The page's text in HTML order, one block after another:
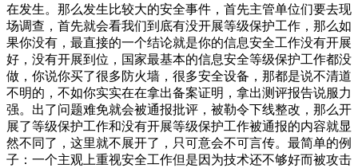
在发生。那么发生比较大的安全事件，首先主管单位们要去现
场调查，首先就会看我们到底有没开展等级保护工作，那么如
果你没有，最直接的一个结论就是你的信息安全工作没有开展
好，没有开展到位，国家最基本的信息安全等级保护工作都没
做，你说你买了很多防火墙，很多安全设备，那都是说不清道
不明的，不如你实实在在拿出备案证明，拿出测评报告说服力
强。出了问题难免就会被通报批评，被勒令下线整改，那么开
展了等级保护工作和没有开展等级保护工作被通报的内容就显
然不同了，这里就不展开了，只可意会不可言传。最简单的例
子：一个主观上重视安全工作但是因为技术还不够好而被攻击